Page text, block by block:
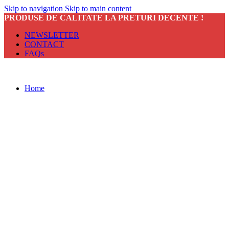
Skip to navigation Skip to main content
PRODUSE DE CALITATE LA PRETURI DECENTE !
NEWSLETTER
CONTACT
FAQs
Home